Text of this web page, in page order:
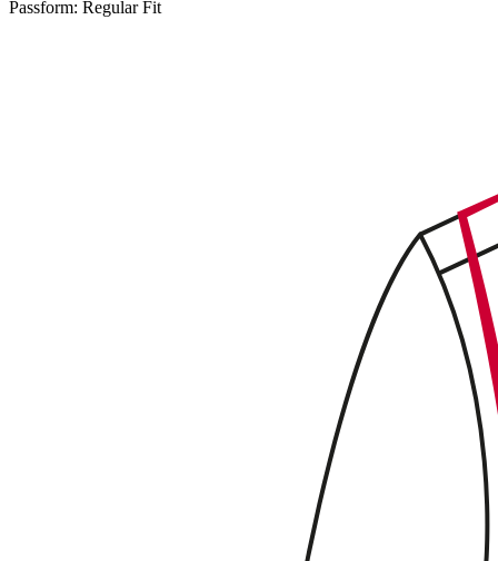
Passform: Regular Fit